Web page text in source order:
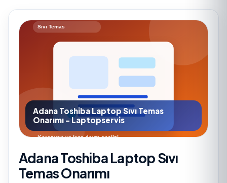
Adana Toshiba Laptop Sıvı Temas
Onarımı - Laptopservis
Adana Toshiba Laptop Sıvı
Temas Onarımı